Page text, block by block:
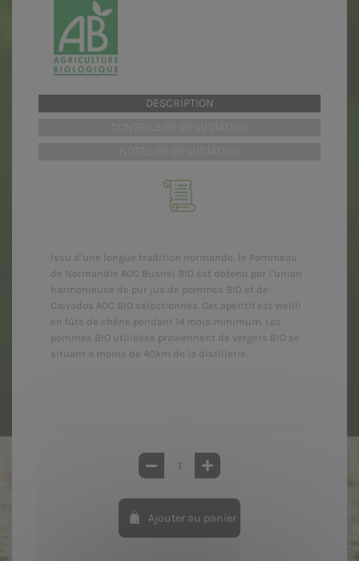
DESCRIPTION
Issu d’une longue tradition normande, le Pommeau
de Normandie AOC Busnel BIO est obtenu par l’union
harmonieuse de pur jus de pommes BIO et de
Calvados AOC BIO sélectionnés. Cet apéritif est vieilli
en fûts de chêne pendant 14 mois minimum. Les
pommes BIO utilisées proviennent de vergers BIO se
situant à moins de 40km de la distillerie.
Ajouter au panier